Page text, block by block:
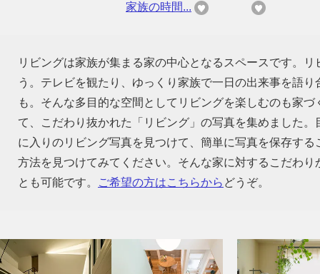
家族の時間...
リビングは家族が集まる家の中心となるスペースです。
う。テレビを観たり、ゆっくり家族で一日の出来事を語
も。そんな多目的な空間としてリビングを楽しむのも家
て、こだわり抜かれた「リビング」の写真を集めました
に入りのリビング写真を見つけて、簡単に写真を保存す
方法を見つけてみてください。そんな家に対するこだわ
とも可能です。
ご希望の方はこちらから どうぞ。